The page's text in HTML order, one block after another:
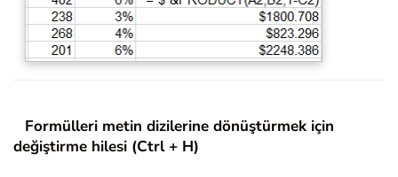
Formülleri metin dizilerine dönüştürmek için
değiştirme hilesi (Ctrl + H)